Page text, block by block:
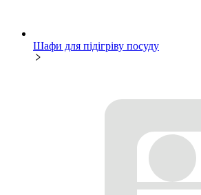
Шафи для підігріву посуду